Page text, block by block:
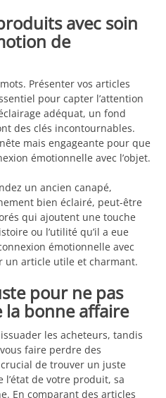
avec soin
de
Présenter vos articles
pour capter l’attention
adéquat, un fond
des clés incontournables.
mais engageante pour que
émotionnelle avec l’objet.
un ancien canapé,
bien éclairé, peut-être
qui ajoutent une touche
ou l’utilité qu’il a eue
émotionnelle avec
un article utile et charmant.
pour ne pas
la bonne affaire
les acheteurs, tandis
faire perdre des
de trouver un juste
de votre produit, sa
En comparant des articles